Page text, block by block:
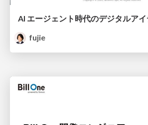
AI エージェント時代のデジタルア
fujie